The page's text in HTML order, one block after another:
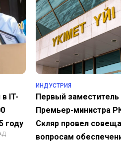
IT-
году
ИНДУСТРИЯ
Первый заместитель
Премьер-министра
Скляр провел
вопросам